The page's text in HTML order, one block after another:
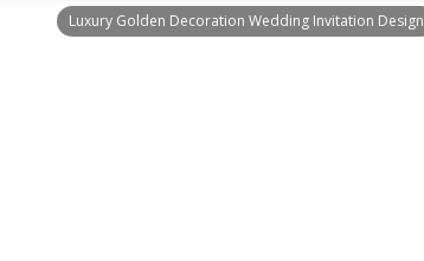
Luxury Golden Decoration Wedding Invitation Design